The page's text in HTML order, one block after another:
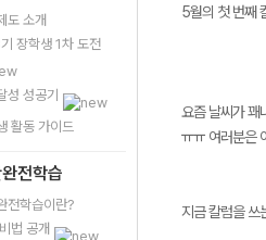
도 소개
장학생 1차 도전
성 성공기
활동 가이드
전학습
전학습이란?
법 공개
5월의 첫 번째
요즘 날씨가 꽤
ㅠㅠ 여러분은
지금 칼럼을 쓰